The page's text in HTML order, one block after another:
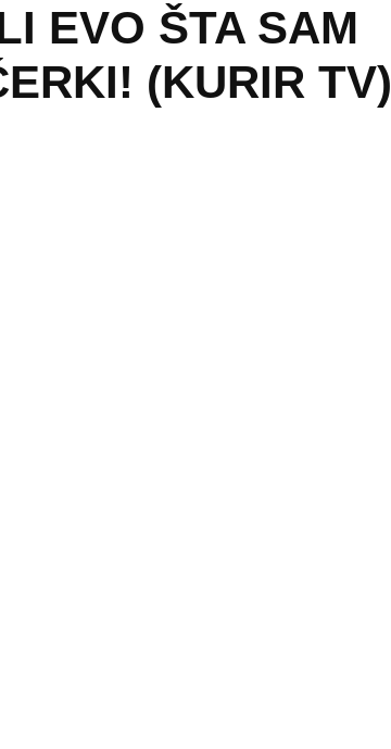
EVO ŠTA SAM
(KURIR TV)